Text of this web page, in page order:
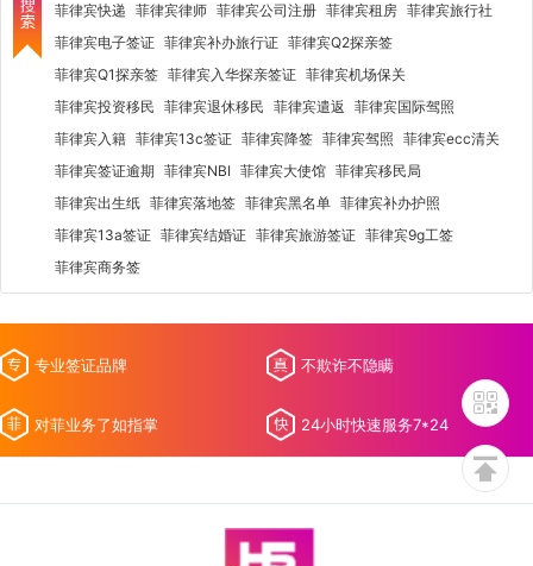
菲律宾快递 菲律宾律师 菲律宾公司注册 菲律宾租房 菲律宾旅行社
菲律宾电子签证 菲律宾补办旅行证 菲律宾Q2探亲签
菲律宾Q1探亲签 菲律宾入华探亲签证 菲律宾机场保关
菲律宾投资移民 菲律宾退休移民 菲律宾遣返 菲律宾国际驾照
菲律宾入籍 菲律宾13c签证 菲律宾降签 菲律宾驾照 菲律宾ecc清关
菲律宾签证逾期 菲律宾NBI 菲律宾大使馆 菲律宾移民局
菲律宾出生纸 菲律宾落地签 菲律宾黑名单 菲律宾补办护照
菲律宾13a签证 菲律宾结婚证 菲律宾旅游签证 菲律宾9g工签
菲律宾商务签
专业签证品牌 不欺诈不隐瞒
对菲业务了如指掌 24小时快速服务7*24